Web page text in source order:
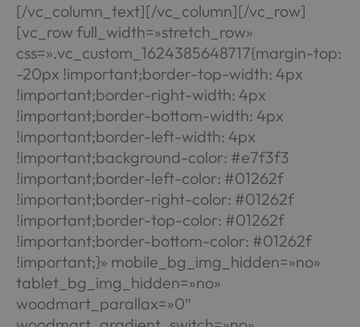
[/vc_column_text][/vc_column][/vc_row]
[vc_row full_width=»stretch_row»
css=».vc_custom_1624385648717{margin-top:
-20px !important;border-top-width: 4px
!important;border-right-width: 4px
!important;border-bottom-width: 4px
!important;border-left-width: 4px
!important;background-color: #e7f3f3
!important;border-left-color: #01262f
!important;border-right-color: #01262f
!important;border-top-color: #01262f
!important;border-bottom-color: #01262f
!important;}» mobile_bg_img_hidden=»no»
tablet_bg_img_hidden=»no»
woodmart_parallax=»0″